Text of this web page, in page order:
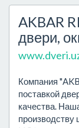
AKBAR
двери,
Компания
поставкой
качества.